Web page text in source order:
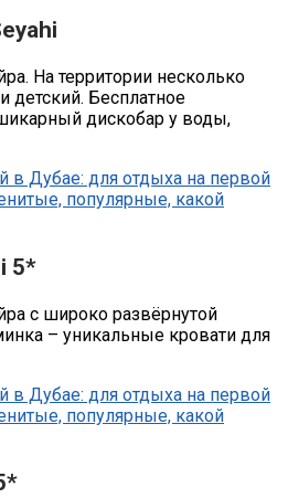
На территории несколько
детский. Бесплатное
дискобар у воды,
5*
с широко развёрнутой
– уникальные кровати для